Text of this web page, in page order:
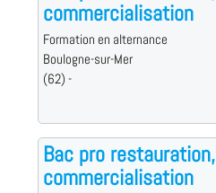
commercialisation
Formation en alternance
Boulogne-sur-Mer
(62) -
Bac pro
commercialisation